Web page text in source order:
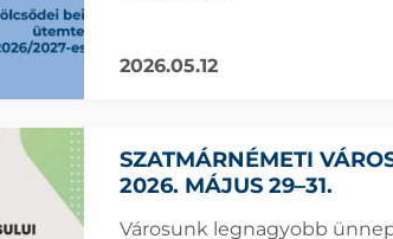
2026.05.12
SZATMÁRNÉMETI
2026. MÁJUS 29–31.
Városunk legnagyobb